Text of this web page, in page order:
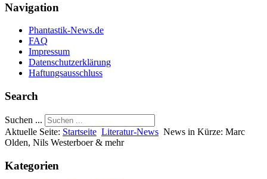
Navigation
Phantastik-News.de
FAQ
Impressum
Datenschutzerklärung
Haftungsausschluss
Search
Suchen ...
Aktuelle Seite: Startseite Literatur-News News in Kürze: Marc
Olden, Nils Westerboer & mehr
Kategorien